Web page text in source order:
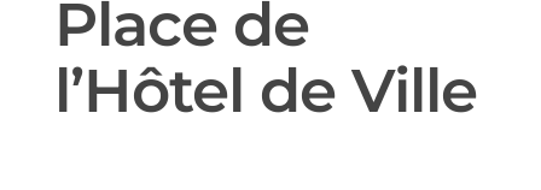
Place de
l’Hôtel de Ville